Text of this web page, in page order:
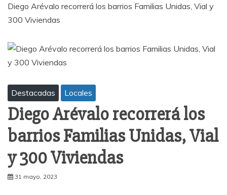
Diego Arévalo recorrerá los barrios Familias Unidas, Vial y
300 Viviendas
Destacadas Locales
Diego Arévalo recorrerá los
barrios Familias Unidas, Vial
y 300 Viviendas
31 mayo, 2023